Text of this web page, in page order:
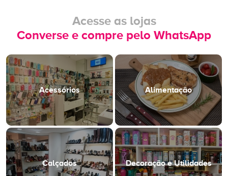
Acesse as lojas
Converse e compre pelo WhatsApp
Acessórios Alimentação
Calçados Decoração e Utilidades